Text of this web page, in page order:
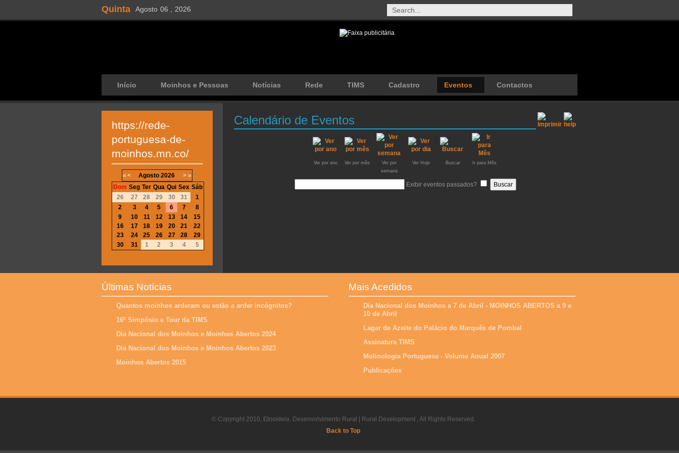
Quinta Agosto 06 , 2026
Início Moinhos e Pessoas Notícias Rede TIMS Cadastro Eventos Contactos
Calendário de Eventos
Ver por ano Ver por mês
Ver por
semana
Ver Hoje Buscar Ir para Mês
Exibir eventos passados?
https://rede-
portuguesa-de-
moinhos.mn.co/
« < Agosto 2026 > »
Dom Seg Ter Qua Qui Sex Sáb
26
27 28 29 30 31
1
2
3 4 5 6 7
8
9
10 11 12 13 14
15
16
17 18 19 20 21
22
23
24 25 26 27 28
29
30
31 1 2 3 4 5
Últimas Notícias
Quantos moinhos arderam ou estão a arder incógnitos?
16º Simpósio e Tour da TIMS
Dia Nacional dos Moinhos e Moinhos Abertos 2024
Dia Nacional dos Moinhos e Moinhos Abertos 2023
Moinhos Abertos 2015
Mais Acedidos
Dia Nacional dos Moinhos a 7 de Abril - MOINHOS ABERTOS a 9 e
10 de Abril
Lagar de Azeite do Palácio do Marquês de Pombal
Assinatura TIMS
Molinologia Portuguesa - Volume Anual 2007
Publicações
© Copyright 2010, Etnoideia, Desenvolvimento Rural | Rural Development , All Rights Reserved.
Back to Top